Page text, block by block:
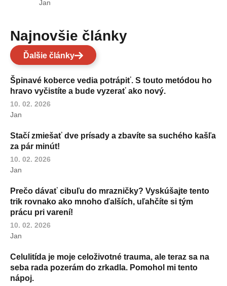
Jan
Najnovšie články
Ďalšie články
Špinavé koberce vedia potrápiť. S touto metódou ho
hravo vyčistíte a bude vyzerať ako nový.
10. 02. 2026
Jan
Stačí zmiešať dve prísady a zbavíte sa suchého kašľa
za pár minút!
10. 02. 2026
Jan
Prečo dávať cibuľu do mrazničky? Vyskúšajte tento
trik rovnako ako mnoho ďalších, uľahčíte si tým
prácu pri varení!
10. 02. 2026
Jan
Celulitída je moje celoživotné trauma, ale teraz sa na
seba rada pozerám do zrkadla. Pomohol mi tento
nápoj.